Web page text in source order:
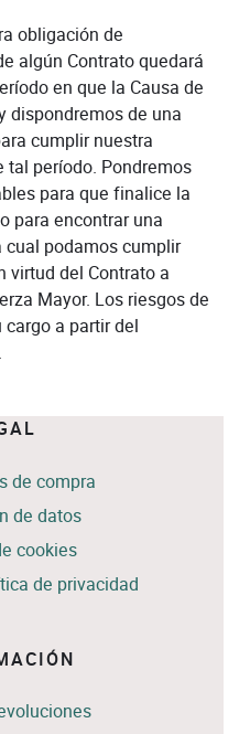
obligación de
algún Contrato quedará
en que la Causa de
dispondremos de una
cumplir nuestra
período. Pondremos
para que finalice la
para encontrar una
podamos cumplir
virtud del Contrato a
Mayor. Los riesgos de
a partir del
de compra
de datos
cookies
de privacidad